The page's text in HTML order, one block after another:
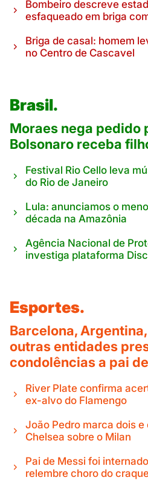
Bombeiro descreve
esfaqueado em briga
Briga de casal: homem
no Centro de Cascavel
Brasil.
Moraes nega pedido
Bolsonaro receba
Festival Rio Cello leva
do Rio de Janeiro
Lula: anunciamos o
década na Amazônia
Agência Nacional de
investiga plataforma
Esportes.
Barcelona,
outras entidades
condolências a pai
River Plate confirma
ex-alvo do Flamengo
João Pedro marca dois
Chelsea sobre o Milan
Pai de Messi foi
relembre choro do